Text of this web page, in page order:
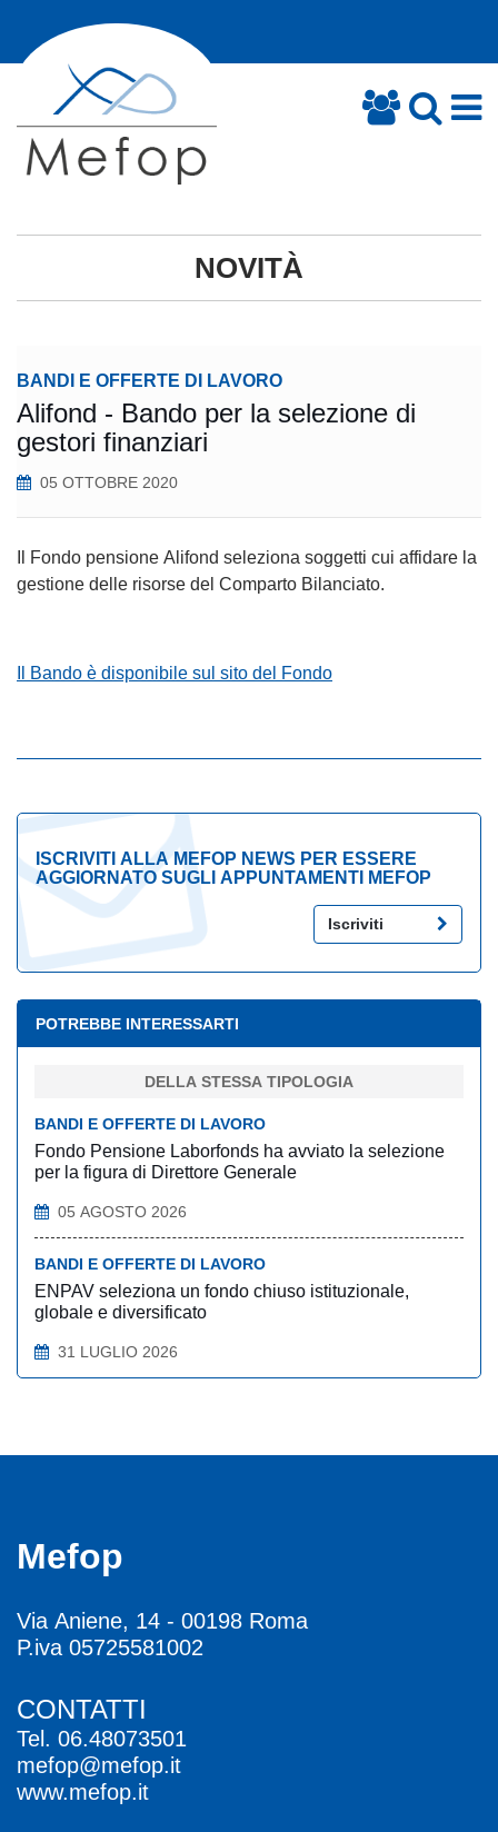
NOVITÀ
BANDI E OFFERTE DI LAVORO
Alifond - Bando per la selezione di
gestori finanziari
05 OTTOBRE 2020
Il Fondo pensione Alifond seleziona soggetti cui affidare la
gestione delle risorse del Comparto Bilanciato.
Il Bando è disponibile sul sito del Fondo
ISCRIVITI ALLA MEFOP NEWS PER ESSERE
AGGIORNATO SUGLI APPUNTAMENTI MEFOP
Iscriviti
POTREBBE INTERESSARTI
DELLA STESSA TIPOLOGIA
BANDI E OFFERTE DI LAVORO
Fondo Pensione Laborfonds ha avviato la selezione
per la figura di Direttore Generale
05 AGOSTO 2026
BANDI E OFFERTE DI LAVORO
ENPAV seleziona un fondo chiuso istituzionale,
globale e diversificato
31 LUGLIO 2026
Mefop
Via Aniene, 14 - 00198 Roma
P.iva 05725581002
CONTATTI
Tel. 06.48073501
mefop@mefop.it
www.mefop.it